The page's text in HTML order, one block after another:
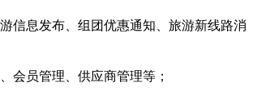
信息发布、组团优惠通知、旅游新线路消
会员管理、供应商管理等；